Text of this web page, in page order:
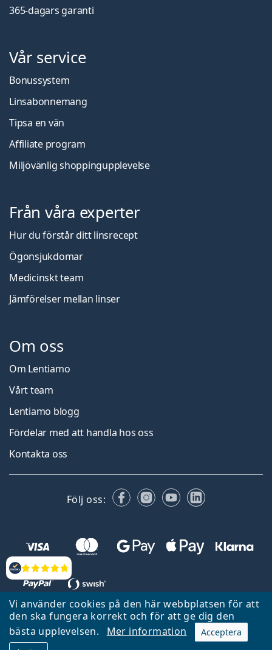
Vi använder cookies på den här webbplatsen för att
den ska fungera korrekt och för att ge dig den
bästa upplevelsen.
Mer information
Acceptera
Recensioner
365-dagars garanti
Vår service
Bonussystem
Linsabonnemang
Tipsa en vän
Affiliate program
Miljövänlig shoppingupplevelse
Från våra experter
Hur du förstår ditt linsrecept
Ögonsjukdomar
Medicinskt team
Jämförelser mellan linser
Om oss
Om Lentiamo
Vårt team
Lentiamo blogg
Fördelar med att handla hos oss
Kontakta oss
Följ oss: FacebookInstagram
YouTubeLinkedIn
Tillbaka till startsidan
Gå upp
Lentiamo.se ägs och drivs av Lentiamo s.r.o., Tjeckien